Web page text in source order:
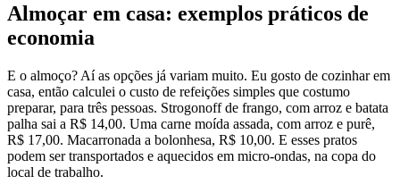
Almoçar em casa: exemplos práticos de
economia
E o almoço? Aí as opções já variam muito. Eu gosto de cozinhar em
casa, então calculei o custo de refeições simples que costumo
preparar, para três pessoas. Strogonoff de frango, com arroz e batata
palha sai a R$ 14,00. Uma carne moída assada, com arroz e purê,
R$ 17,00. Macarronada a bolonhesa, R$ 10,00. E esses pratos
podem ser transportados e aquecidos em micro-ondas, na copa do
local de trabalho.